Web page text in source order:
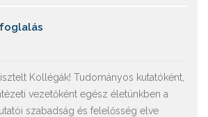
Kollégák! Tudományos kutatóként,
vezetőként egész életünkben a
szabadság és felelősség elve